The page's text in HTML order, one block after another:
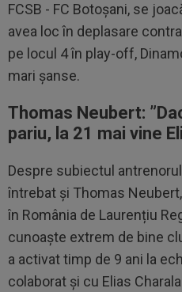
FCSB - FC Botoșani, se
avea loc în deplasare
pe locul 4 în play-off,
mari șanse.
Thomas Neubert:
pariu, la 21 mai vine
Despre subiectul
întrebat și Thomas
în România de Laurențiu
cunoaște extrem de bine
a activat timp de 9 ani la
colaborat și cu Elias